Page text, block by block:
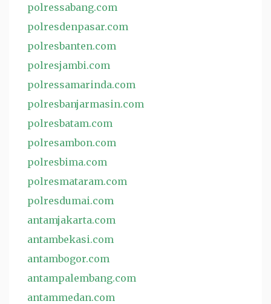
polressabang.com
polresdenpasar.com
polresbanten.com
polresjambi.com
polressamarinda.com
polresbanjarmasin.com
polresbatam.com
polresambon.com
polresbima.com
polresmataram.com
polresdumai.com
antamjakarta.com
antambekasi.com
antambogor.com
antampalembang.com
antammedan.com